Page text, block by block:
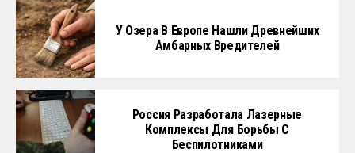
У Озера В Европе Нашли Древнейших
Амбарных Вредителей
Россия Разработала Лазерные
Комплексы Для Борьбы С
Беспилотниками